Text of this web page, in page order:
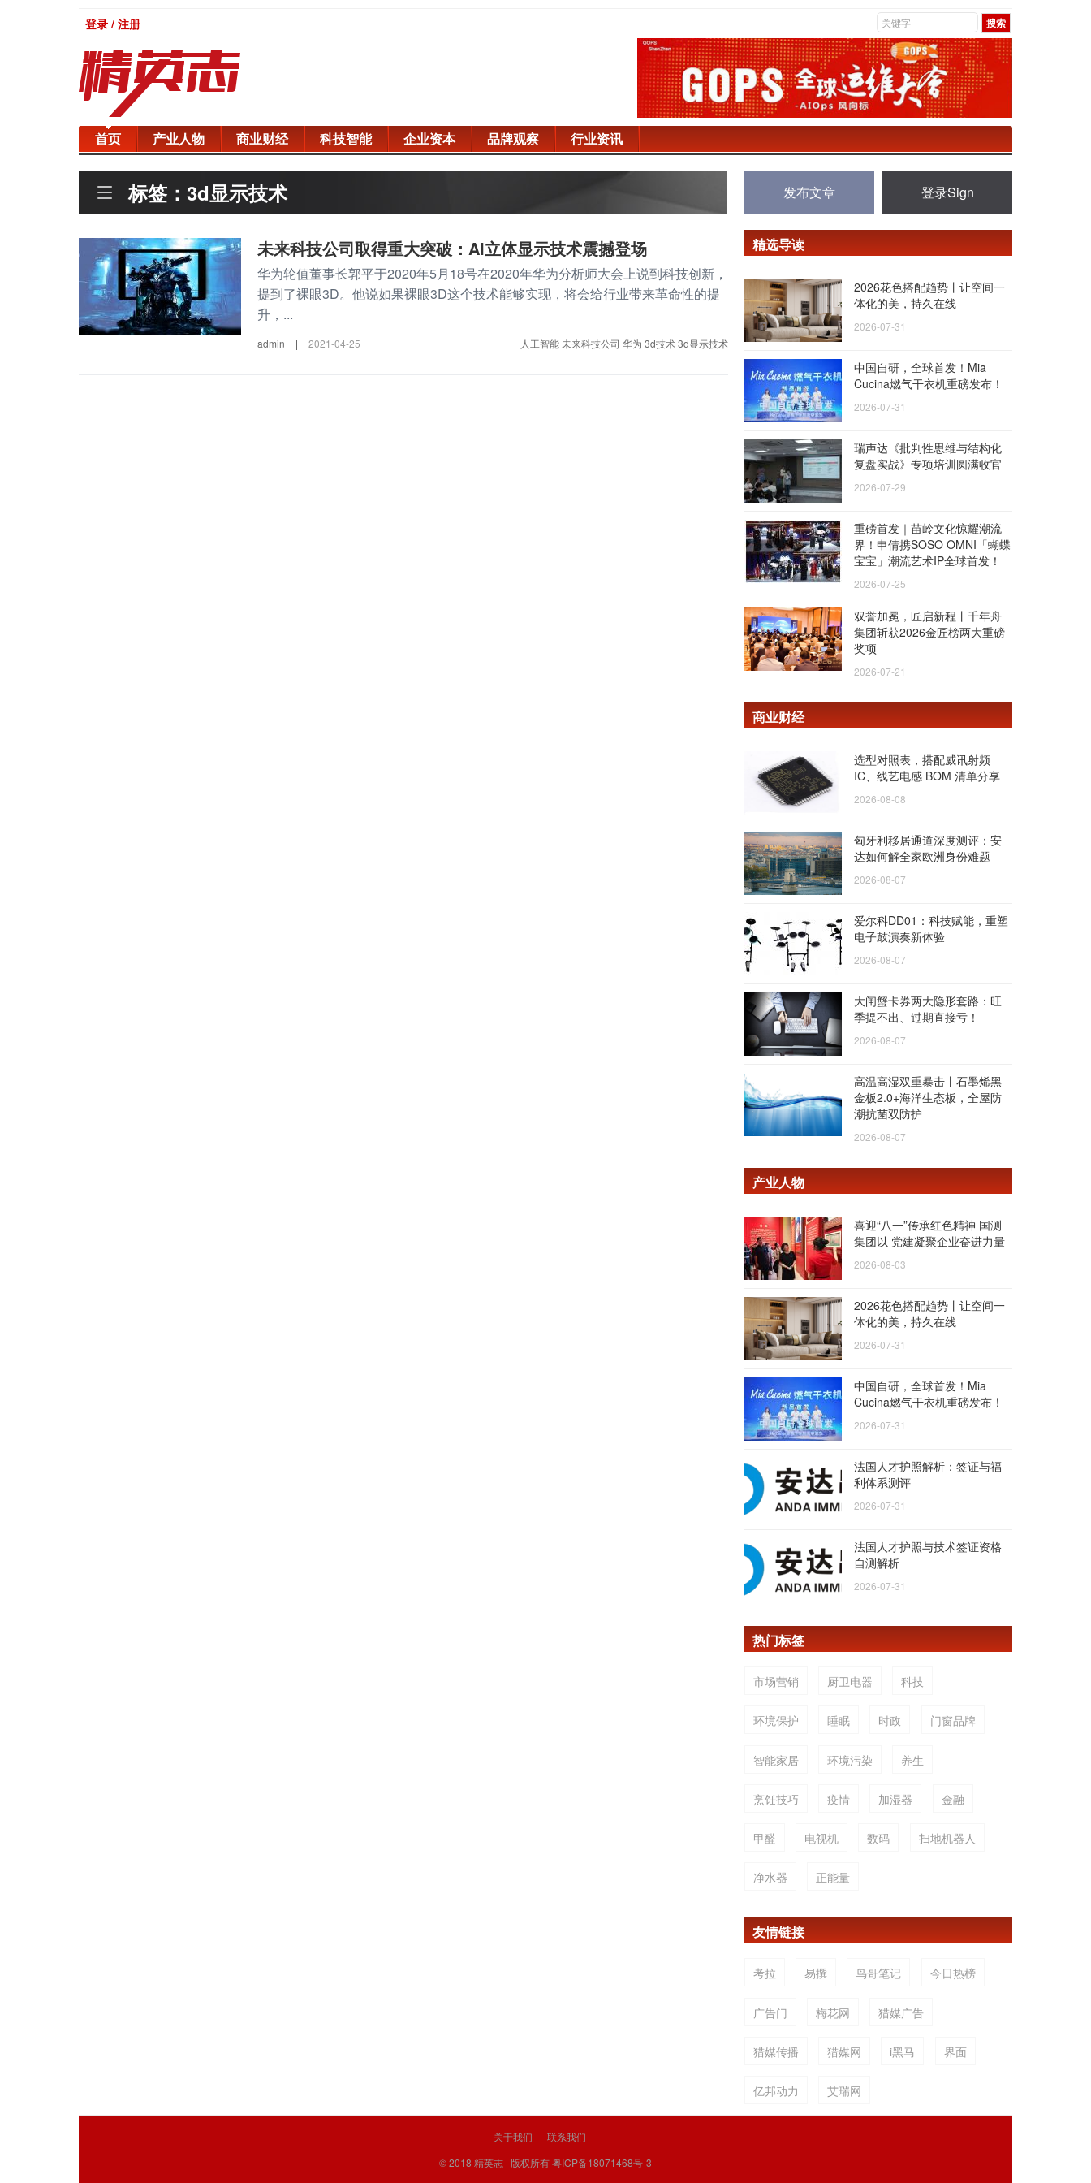
登录 / 注册
首页 产业人物 商业财经 科技智能 企业资本 品牌观察 行业资讯
标签：3d显示技术
未来科技公司取得重大突破：AI立体显示技术震撼登场
华为轮值董事长郭平于2020年5月18号在2020年华为分析师大会上说到科技创新，
提到了裸眼3D。他说如果裸眼3D这个技术能够实现，将会给行业带来革命性的提
升，...
admin | 2021-04-25 人工智能未来科技公司 华为 3d技术3d显示技术
发布文章 登录Sign
精选导读
2026花色搭配趋势丨让空间一
体化的美，持久在线
2026-07-31
中国自研，全球首发！Mia
Cucina燃气干衣机重磅发布！
2026-07-31
瑞声达《批判性思维与结构化
复盘实战》专项培训圆满收官
2026-07-29
重磅首发｜苗岭文化惊耀潮流
界！申倩携SOSO OMNI「蝴蝶
宝宝」潮流艺术IP全球首发！
2026-07-25
双誉加冕，匠启新程丨千年舟
集团斩获2026金匠榜两大重磅
奖项
2026-07-21
商业财经
选型对照表，搭配威讯射频
IC、线艺电感 BOM 清单分享
2026-08-08
匈牙利移居通道深度测评：安
达如何解全家欧洲身份难题
2026-08-07
爱尔科DD01：科技赋能，重塑
电子鼓演奏新体验
2026-08-07
大闸蟹卡券两大隐形套路：旺
季提不出、过期直接亏！
2026-08-07
高温高湿双重暴击丨石墨烯黑
金板2.0+海洋生态板，全屋防
潮抗菌双防护
2026-08-07
产业人物
喜迎“八一”传承红色精神 国测
集团以 党建凝聚企业奋进力量
2026-08-03
2026花色搭配趋势丨让空间一
体化的美，持久在线
2026-07-31
中国自研，全球首发！Mia
Cucina燃气干衣机重磅发布！
2026-07-31
法国人才护照解析：签证与福
利体系测评
2026-07-31
法国人才护照与技术签证资格
自测解析
2026-07-31
热门标签
市场营销 厨卫电器 科技
环境保护 睡眠 时政 门窗品牌
智能家居 环境污染 养生
烹饪技巧 疫情 加湿器 金融
甲醛 电视机 数码 扫地机器人
净水器 正能量
友情链接
考拉 易撰 鸟哥笔记 今日热榜
广告门 梅花网 猎媒广告
猎媒传播 猎媒网 i黑马 界面
亿邦动力 艾瑞网
关于我们
联系我们
© 2018 精英志 版权所有粤ICP备18071468号-3